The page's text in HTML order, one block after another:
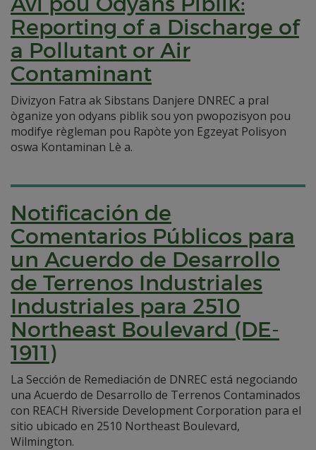
Reporting of a Discharge of
a Pollutant or Air
Contaminant
Divizyon Fatra ak Sibstans Danjere DNREC a pral
òganize yon odyans piblik sou yon pwopozisyon pou
modifye règleman pou Rapòte yon Egzeyat Polisyon
oswa Kontaminan Lè a.
Notificación de
Comentarios Públicos para
un Acuerdo de Desarrollo
de Terrenos Industriales
Industriales para 2510
Northeast Boulevard (DE-
1911)
La Sección de Remediación de DNREC está negociando
una Acuerdo de Desarrollo de Terrenos Contaminados
con REACH Riverside Development Corporation para el
sitio ubicado en 2510 Northeast Boulevard,
Wilmington.